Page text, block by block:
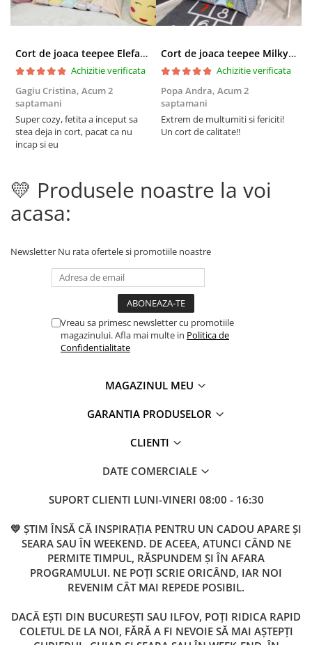
Cort de joaca teepee Elefanti - bej
Achizitie verificata
Gagiu Cristina, Acum 2
saptamani
Super cozy, fetita a inceput sa
stea deja in cort, pacat ca nu
incap si eu
Cort de joaca teepee Milky Stars Personalizat
Achizitie verificata
Popa Andra, Acum 2
saptamani
Extrem de multumiti si fericiti!
Un cort de calitate!!
💛 Produsele noastre la voi
acasa:
Newsletter Nu rata ofertele si promotiile noastre
Vreau sa primesc newsletter cu promotiile
magazinului. Afla mai multe in Politica de
Confidentialitate
MAGAZINUL MEU
GARANTIA PRODUSELOR
CLIENTI
DATE COMERCIALE
SUPORT CLIENTI LUNI-VINERI 08:00 - 16:30
💛 ȘTIM ÎNSĂ CĂ INSPIRAȚIA PENTRU UN CADOU APARE ȘI
SEARA SAU ÎN WEEKEND. DE ACEEA, ATUNCI CÂND NE
PERMITE TIMPUL, RĂSPUNDEM ȘI ÎN AFARA
PROGRAMULUI. NE POȚI SCRIE ORICÂND, IAR NOI
REVENIM CÂT MAI REPEDE POSIBIL.
DACĂ EȘTI DIN BUCUREȘTI SAU ILFOV, POȚI RIDICA RAPID
COLETUL DE LA NOI, FĂRĂ A FI NEVOIE SĂ MAI AȘTEPȚI